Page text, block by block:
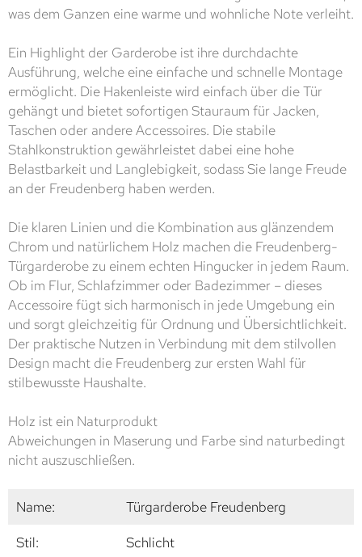
was dem Ganzen eine warme und wohnliche Note verleiht.
Ein Highlight der Garderobe ist ihre durchdachte
Ausführung, welche eine einfache und schnelle Montage
ermöglicht. Die Hakenleiste wird einfach über die Tür
gehängt und bietet sofortigen Stauraum für Jacken,
Taschen oder andere Accessoires. Die stabile
Stahlkonstruktion gewährleistet dabei eine hohe
Belastbarkeit und Langlebigkeit, sodass Sie lange Freude
an der Freudenberg haben werden.
Die klaren Linien und die Kombination aus glänzendem
Chrom und natürlichem Holz machen die Freudenberg-
Türgarderobe zu einem echten Hingucker in jedem Raum.
Ob im Flur, Schlafzimmer oder Badezimmer – dieses
Accessoire fügt sich harmonisch in jede Umgebung ein
und sorgt gleichzeitig für Ordnung und Übersichtlichkeit.
Der praktische Nutzen in Verbindung mit dem stilvollen
Design macht die Freudenberg zur ersten Wahl für
stilbewusste Haushalte.
Holz ist ein Naturprodukt
Abweichungen in Maserung und Farbe sind naturbedingt
nicht auszuschließen.
Name:
Türgarderobe Freudenberg
Stil:
Schlicht